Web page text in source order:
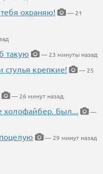
охраняю!
— 21
такую
— 23 минуты назад
стулья крепкие!
— 25
— 26 минут назад
холофайбер. Был...
—
— 29 минут назад